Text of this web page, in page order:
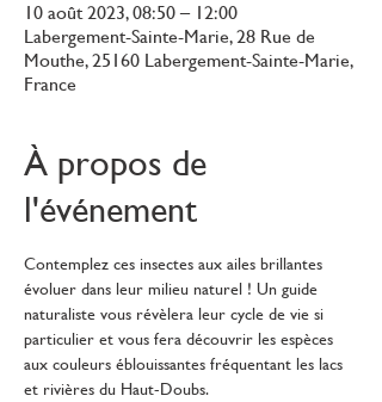
10 août 2023, 08:50 – 12:00
Labergement-Sainte-Marie, 28 Rue de
Mouthe, 25160 Labergement-Sainte-Marie,
France
À propos de
l'événement
Contemplez ces insectes aux ailes brillantes
évoluer dans leur milieu naturel ! Un guide
naturaliste vous révèlera leur cycle de vie si
particulier et vous fera découvrir les espèces
aux couleurs éblouissantes fréquentant les lacs
et rivières du Haut-Doubs.